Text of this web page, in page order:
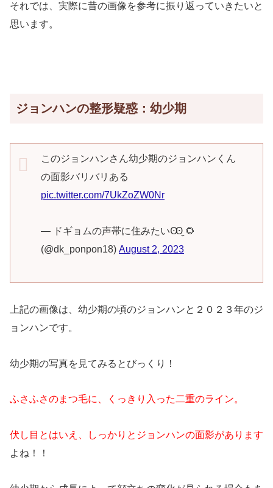
それでは、実際に昔の画像を参考に振り返っていきたいと
思います。
ジョンハンの整形疑惑：幼少期
このジョンハンさん幼少期のジョンハンくん
の面影バリバリある
pic.twitter.com/7UkZoZW0Nr
— ドギョムの声帯に住みたいꙬ̮ 🌻
(@dk_ponpon18) August 2, 2023
上記の画像は、幼少期の頃のジョンハンと２０２３年のジ
ョンハンです。
幼少期の写真を見てみるとびっくり！
ふさふさのまつ毛に、くっきり入った二重のライン。
伏し目とはいえ、しっかりとジョンハンの面影があります
よね！！